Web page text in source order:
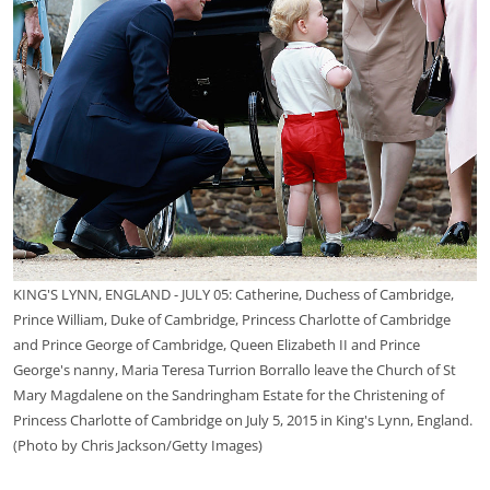
KING'S LYNN, ENGLAND - JULY 05: Catherine, Duchess of Cambridge,
Prince William, Duke of Cambridge, Princess Charlotte of Cambridge
and Prince George of Cambridge, Queen Elizabeth II and Prince
George's nanny, Maria Teresa Turrion Borrallo leave the Church of St
Mary Magdalene on the Sandringham Estate for the Christening of
Princess Charlotte of Cambridge on July 5, 2015 in King's Lynn, England.
(Photo by Chris Jackson/Getty Images)